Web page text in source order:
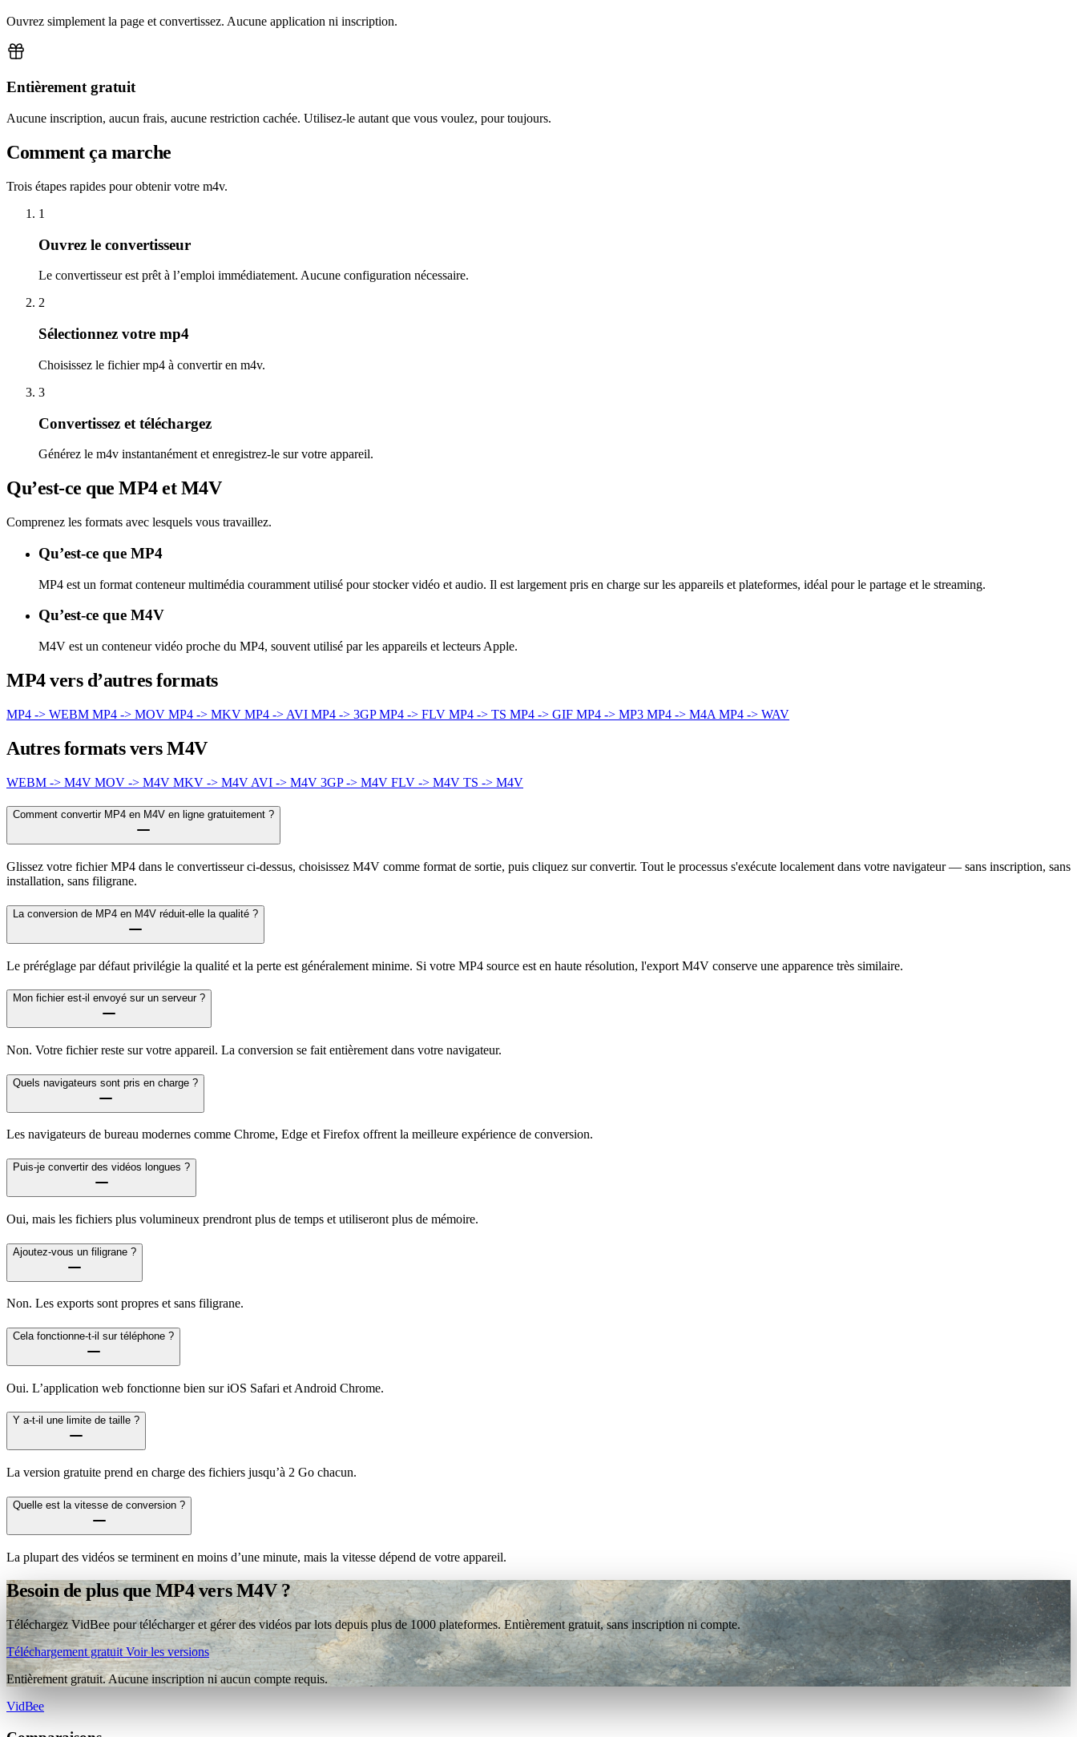
Ouvrez simplement la page et convertissez. Aucune application ni inscription.
Entièrement gratuit
Aucune inscription, aucun frais, aucune restriction cachée. Utilisez-le autant que vous voulez, pour toujours.
Comment ça marche
Trois étapes rapides pour obtenir votre m4v.
1
Ouvrez le convertisseur
Le convertisseur est prêt à l’emploi immédiatement. Aucune configuration nécessaire.
2
Sélectionnez votre mp4
Choisissez le fichier mp4 à convertir en m4v.
3
Convertissez et téléchargez
Générez le m4v instantanément et enregistrez-le sur votre appareil.
Qu’est-ce que MP4 et M4V
Comprenez les formats avec lesquels vous travaillez.
Qu’est-ce que MP4
MP4 est un format conteneur multimédia couramment utilisé pour stocker vidéo et audio. Il est largement pris en charge sur les appareils et plateformes, idéal pour le partage et le streaming.
Qu’est-ce que M4V
M4V est un conteneur vidéo proche du MP4, souvent utilisé par les appareils et lecteurs Apple.
MP4 vers d’autres formats
MP4 -> WEBM MP4 -> MOV MP4 -> MKV MP4 -> AVI MP4 -> 3GPMP4 -> FLV MP4 -> TS MP4 -> GIF MP4 -> MP3 MP4 -> M4A MP4 -> WAV
Autres formats vers M4V
WEBM -> M4V MOV -> M4V MKV -> M4V AVI -> M4V 3GP -> M4V FLV -> M4V TS -> M4V
Comment convertir MP4 en M4V en ligne gratuitement ?
Glissez votre fichier MP4 dans le convertisseur ci-dessus, choisissez M4V comme format de sortie, puis cliquez sur convertir. Tout le processus s'exécute localement dans votre navigateur — sans inscription, sans
installation, sans filigrane.
La conversion de MP4 en M4V réduit-elle la qualité ?
Le préréglage par défaut privilégie la qualité et la perte est généralement minime. Si votre MP4 source est en haute résolution, l'export M4V conserve une apparence très similaire.
Mon fichier est-il envoyé sur un serveur ?
Non. Votre fichier reste sur votre appareil. La conversion se fait entièrement dans votre navigateur.
Quels navigateurs sont pris en charge ?
Les navigateurs de bureau modernes comme Chrome, Edge et Firefox offrent la meilleure expérience de conversion.
Puis-je convertir des vidéos longues ?
Oui, mais les fichiers plus volumineux prendront plus de temps et utiliseront plus de mémoire.
Ajoutez-vous un filigrane ?
Non. Les exports sont propres et sans filigrane.
Cela fonctionne-t-il sur téléphone ?
Oui. L’application web fonctionne bien sur iOS Safari et Android Chrome.
Y a-t-il une limite de taille ?
La version gratuite prend en charge des fichiers jusqu’à 2 Go chacun.
Quelle est la vitesse de conversion ?
La plupart des vidéos se terminent en moins d’une minute, mais la vitesse dépend de votre appareil.
Besoin de plus que MP4 vers M4V ?
Téléchargez VidBee pour télécharger et gérer des vidéos par lots depuis plus de 1000 plateformes. Entièrement gratuit, sans inscription ni compte.
Téléchargement gratuitVoir les versions
Entièrement gratuit. Aucune inscription ni aucun compte requis.
VidBee